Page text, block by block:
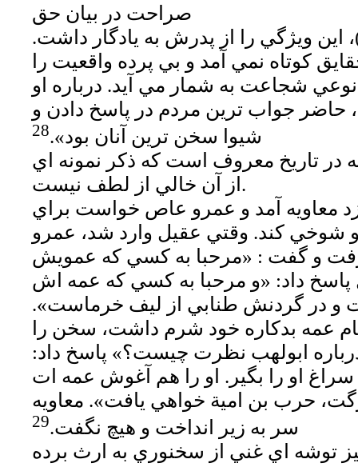
صراحت در بيان حق
اين ويژگي را از پدرش به يادگار داشت.
كوتاه نمي آمد و بي پرده واقعيت را
شجاعت به شمار مي آيد. درباره او
حاضر جواب ترين مردم در پاسخ دادن و
شيوا سخن ترين آنان بود».28
در تاريخ معروف است كه ذكر نمونه اي
از آن خالي از لطف نيست.
معاويه آمد و عمرو عاص خواست براي
او شوخي كند. وقتي عقيل وارد شد، عمرو
و گفت : «مرحبا به كسي كه عمويش
داد: «و مرحبا به كسي كه عمه اش
و در گردنش طنابي از ليف خرماست».
عمه بدكاره خود شرم داشت، سخن را
ابولهب نظرت چيست؟» پاسخ داد:
او را بگير. او را هم آغوش عمه ات
حرب بن امية خواهي يافت». معاويه
سر به زير انداخت و هيچ نگفت.29
توشه اي غني از سخنوري به ارث برده